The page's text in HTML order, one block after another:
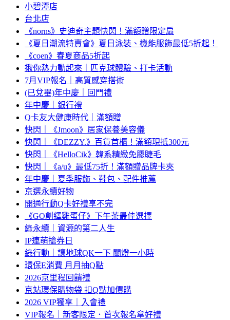
小碧潭店
台北店
《norns》史迪奇主題快閃！滿額贈限定扇
《夏日潮流特賣會》夏日泳裝、機能服飾最低5折起！
《coen》春夏商品5折起
揪你熱力動起來｜匹克球體驗、打卡活動
7月VIP報名｜高質感穿搭術
(已兌畢)年中慶｜回門禮
年中慶｜銀行禮
Q卡友大健康時代｜滿額贈
快閃｜《Jmoon》居家保養美容儀
快閃｜《DEZZY.》百貨首櫃！滿額現抵300元
快閃｜《HelloCik》韓系精緻免膠睫毛
快閃｜《a/u》最低75折！滿額贈品牌卡夾
年中慶｜夏季服飾、鞋包、配件推薦
京選永續好物
開通行動Q卡好禮享不完
《GO創繹雞蛋仔》下午茶最佳選擇
綠永續｜資源的第二人生
IP連萌搶券日
綠行動｜讓地球QK一下 關燈一小時
環保E消費 月月抽Q點
2026京里程回饋禮
京站環保購物袋 扣Q點加價購
2026 VIP獨享｜入會禮
VIP報名｜新客限定．首次報名拿好禮